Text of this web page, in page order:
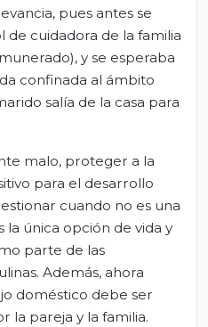
pues antes se
de cuidadora de la familia
y se esperaba
confinada al ámbito
salía de la casa para
malo, proteger a la
para el desarrollo
cuando no es una
la única opción de vida y
parte de las
Además, ahora
doméstico debe ser
la pareja y la familia.